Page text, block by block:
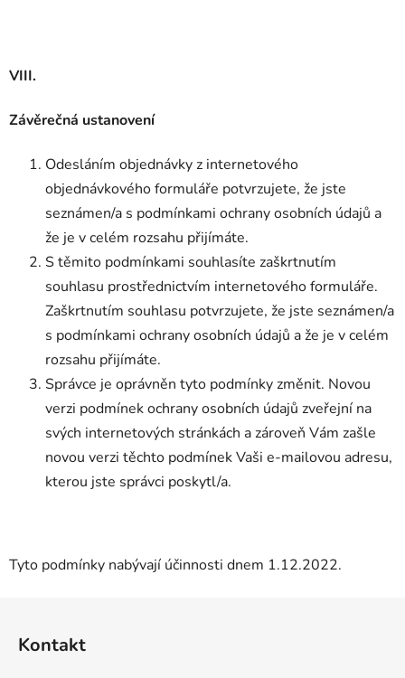
VIII.
Závěrečná ustanovení
Odesláním objednávky z internetového
objednávkového formuláře potvrzujete, že jste
seznámen/a s podmínkami ochrany osobních údajů a
že je v celém rozsahu přijímáte.
S těmito podmínkami souhlasíte zaškrtnutím
souhlasu prostřednictvím internetového formuláře.
Zaškrtnutím souhlasu potvrzujete, že jste seznámen/a
s podmínkami ochrany osobních údajů a že je v celém
rozsahu přijímáte.
Správce je oprávněn tyto podmínky změnit. Novou
verzi podmínek ochrany osobních údajů zveřejní na
svých internetových stránkách a zároveň Vám zašle
novou verzi těchto podmínek Vaši e-mailovou adresu,
kterou jste správci poskytl/a.
Tyto podmínky nabývají účinnosti dnem 1.12.2022.
Kontakt